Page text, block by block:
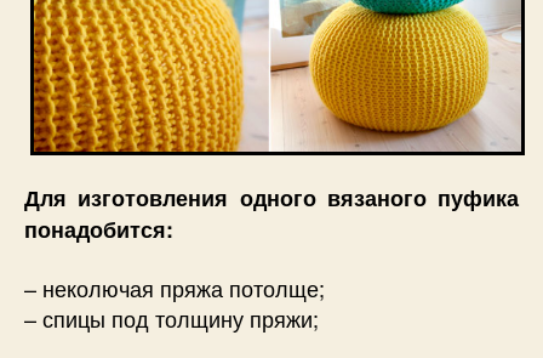
Для изготовления одного вязаного пуфика
понадобится:
– неколючая пряжа потолще;
– спицы под толщину пряжи;